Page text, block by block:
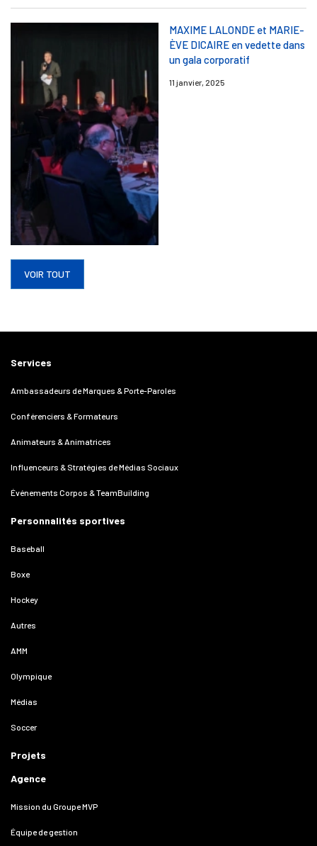
MAXIME LALONDE et MARIE-
ÈVE DICAIRE en vedette dans
un gala corporatif
11 janvier, 2025
VOIR TOUT
Services
Ambassadeurs de Marques & Porte-Paroles
Conférenciers & Formateurs
Animateurs & Animatrices
Influenceurs & Stratégies de Médias Sociaux
Événements Corpos & TeamBuilding
Personnalités sportives
Baseball
Boxe
Hockey
Autres
AMM
Olympique
Médias
Soccer
Projets
Agence
Mission du Groupe MVP
Équipe de gestion